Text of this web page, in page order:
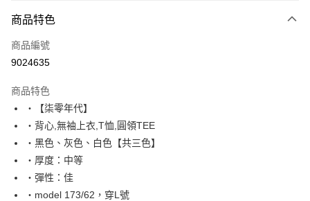
信用卡一次付款
超商取貨付款
Apple Pay
街口支付
悠遊付
Google Pay
商品特色
商品編號
9024635
商品特色
‧【柒零年代】
‧背心,無袖上衣,T恤,圓領TEE
‧黑色、灰色、白色【共三色】
‧厚度：中等
‧彈性：佳
‧model 173/62，穿L號